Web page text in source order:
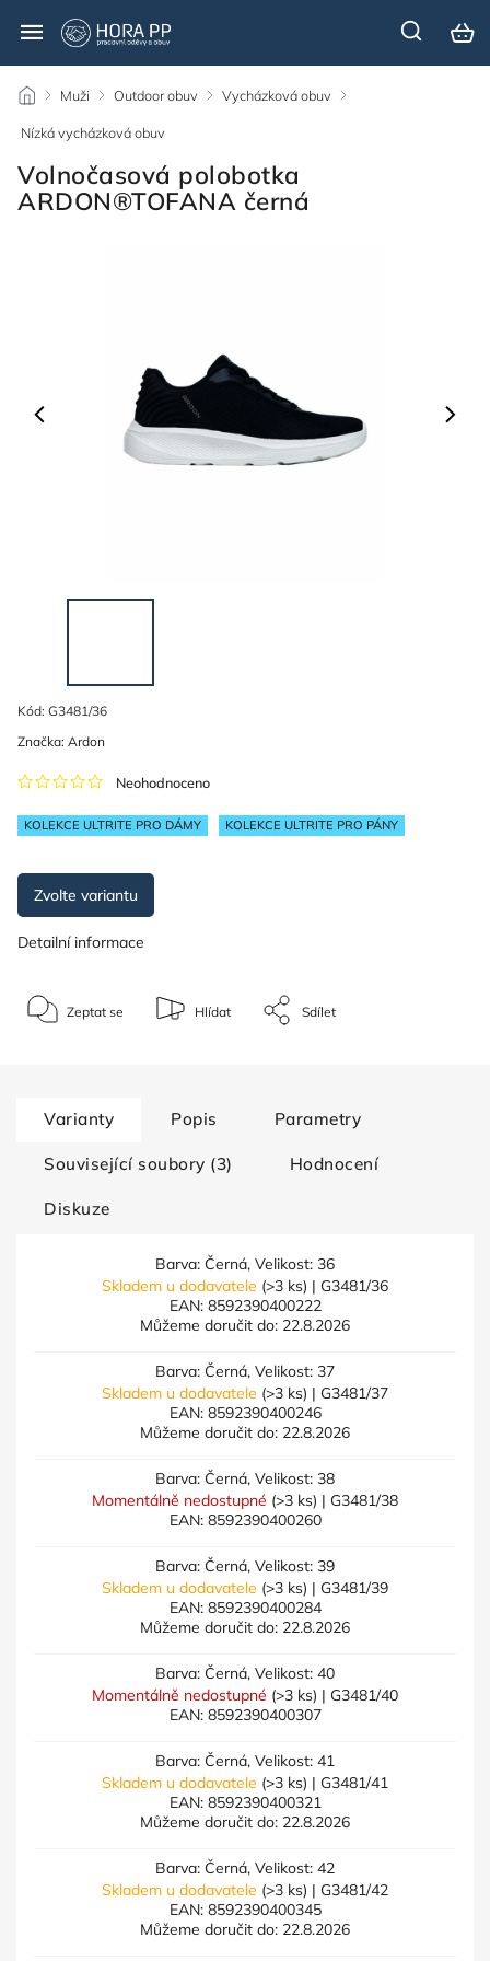
/ Muži / Outdoor obuv / Vycházková obuv /
Nízká vycházková obuv
Volnočasová polobotka
ARDON®TOFANA černá
Kód: G3481/36
KOLEKCE ULTRITE PRO DÁMY KOLEKCE ULTRITE PRO PÁNY
Neohodnoceno
Značka: Ardon
Zvolte variantu
Detailní informace
Zeptat se Hlídat Sdílet
Varianty Popis Parametry
Související soubory (3) Hodnocení
Diskuze
Barva: Černá, Velikost: 36
Skladem u dodavatele (>3 ks) | G3481/36
EAN: 8592390400222
Můžeme doručit do: 22.8.2026
Barva: Černá, Velikost: 37
Skladem u dodavatele (>3 ks) | G3481/37
EAN: 8592390400246
Můžeme doručit do: 22.8.2026
Barva: Černá, Velikost: 38
Momentálně nedostupné (>3 ks) | G3481/38
EAN: 8592390400260
Barva: Černá, Velikost: 39
Skladem u dodavatele (>3 ks) | G3481/39
EAN: 8592390400284
Můžeme doručit do: 22.8.2026
Barva: Černá, Velikost: 40
Momentálně nedostupné (>3 ks) | G3481/40
EAN: 8592390400307
Barva: Černá, Velikost: 41
Skladem u dodavatele (>3 ks) | G3481/41
EAN: 8592390400321
Můžeme doručit do: 22.8.2026
Barva: Černá, Velikost: 42
Skladem u dodavatele (>3 ks) | G3481/42
EAN: 8592390400345
Můžeme doručit do: 22.8.2026